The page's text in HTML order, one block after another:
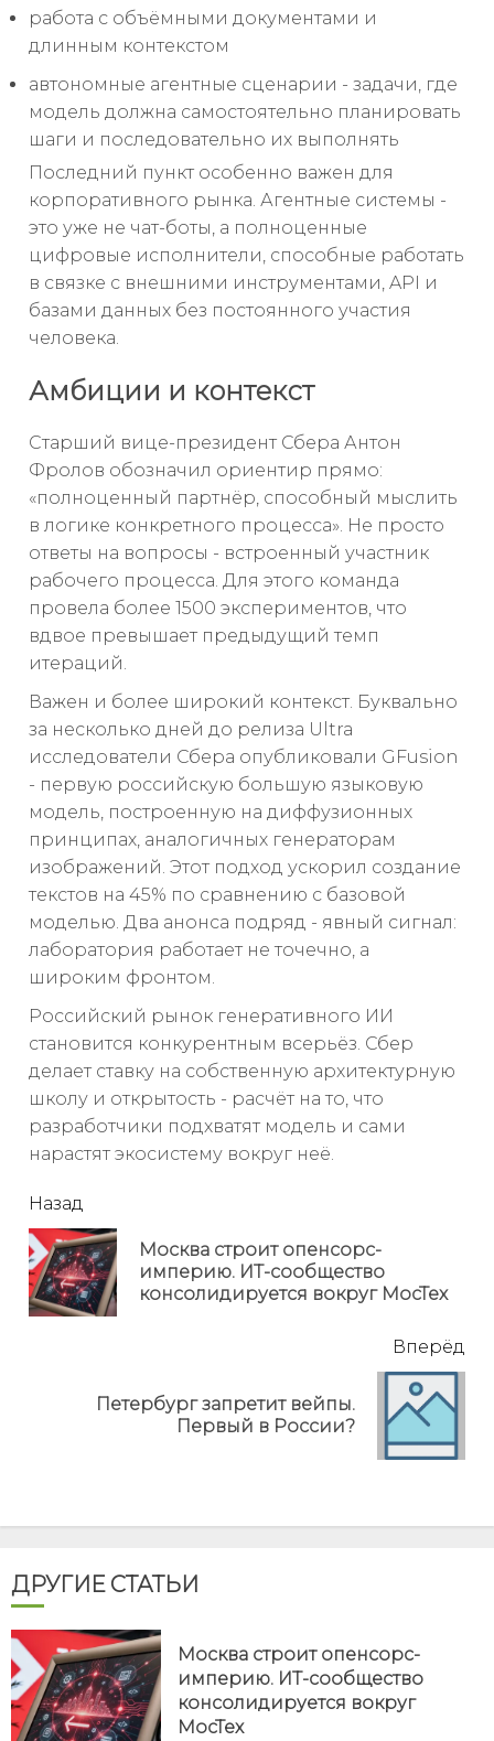
работа с объёмными документами и
длинным контекстом
автономные агентные сценарии - задачи, где
модель должна самостоятельно планировать
шаги и последовательно их выполнять
Последний пункт особенно важен для
корпоративного рынка. Агентные системы -
это уже не чат-боты, а полноценные
цифровые исполнители, способные работать
в связке с внешними инструментами, API и
базами данных без постоянного участия
человека.
Амбиции и контекст
Старший вице-президент Сбера Антон
Фролов обозначил ориентир прямо:
«полноценный партнёр, способный мыслить
в логике конкретного процесса». Не просто
ответы на вопросы - встроенный участник
рабочего процесса. Для этого команда
провела более 1500 экспериментов, что
вдвое превышает предыдущий темп
итераций.
Важен и более широкий контекст. Буквально
за несколько дней до релиза Ultra
исследователи Сбера опубликовали GFusion
- первую российскую большую языковую
модель, построенную на диффузионных
принципах, аналогичных генераторам
изображений. Этот подход ускорил создание
текстов на 45% по сравнению с базовой
моделью. Два анонса подряд - явный сигнал:
лаборатория работает не точечно, а
широким фронтом.
Российский рынок генеративного ИИ
становится конкурентным всерьёз. Сбер
делает ставку на собственную архитектурную
школу и открытость - расчёт на то, что
разработчики подхватят модель и сами
нарастят экосистему вокруг неё.
читать
еще
Назад
Москва строит опенсорс-
империю. ИТ-сообщество
консолидируется вокруг МосТех
Вперёд
Петербург запретит вейпы.
Первый в России?
ДРУГИЕ СТАТЬИ
Москва строит опенсорс-
империю. ИТ-сообщество
консолидируется вокруг
МосТех